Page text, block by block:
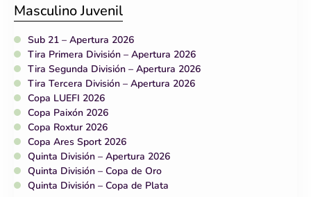
Masculino Juvenil
Sub 21 – Apertura 2026
Tira Primera División – Apertura 2026
Tira Segunda División – Apertura 2026
Tira Tercera División – Apertura 2026
Copa LUEFI 2026
Copa Paixón 2026
Copa Roxtur 2026
Copa Ares Sport 2026
Quinta División – Apertura 2026
Quinta División – Copa de Oro
Quinta División – Copa de Plata